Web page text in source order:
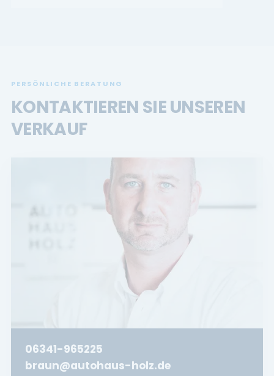
PERSÖNLICHE BERATUNG
KONTAKTIEREN SIE UNSEREN
VERKAUF
06341-965225
braun@autohaus-holz.de